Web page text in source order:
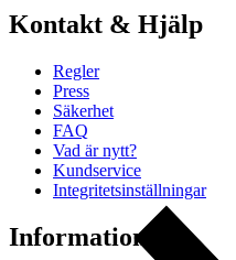
Kontakt & Hjälp
Regler
Press
Säkerhet
FAQ
Vad är nytt?
Kundservice
Integritetsinställningar
Information